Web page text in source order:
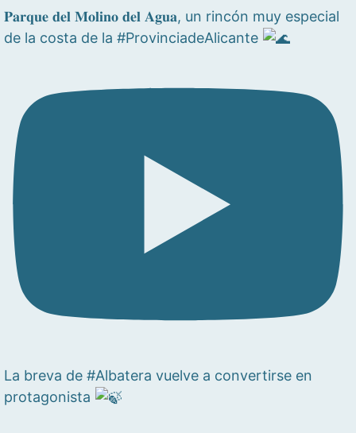
𝐏𝐚𝐫𝐪𝐮𝐞 𝐝𝐞𝐥 𝐌𝐨𝐥𝐢𝐧𝐨 𝐝𝐞𝐥 𝐀𝐠𝐮𝐚, un rincón muy especial
de la costa de la #ProvinciadeAlicante
La breva de #Albatera vuelve a convertirse en
protagonista